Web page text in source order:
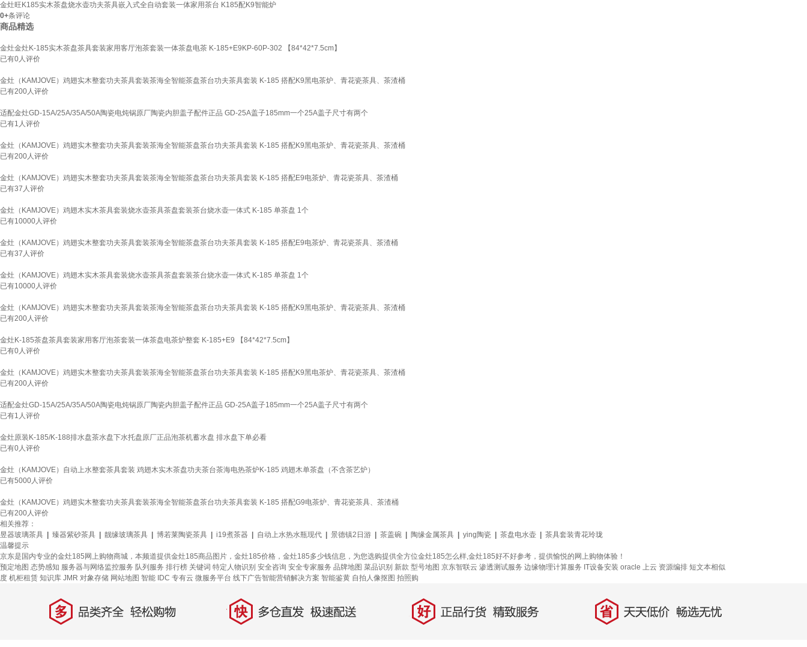
金灶旺K185实木茶盘烧水壶功夫茶具嵌入式全自动套装一体家用茶台 K185配K9智能炉
0+条评论
商品精选
金灶金灶K-185实木茶盘茶具套装家用客厅泡茶套装一体茶盘电茶 K-185+E9KP-60P-302 【84*42*7.5cm】
已有0人评价
金灶（KAMJOVE）鸡翅实木整套功夫茶具套装茶海全智能茶盘茶台功夫茶具套装 K-185 搭配K9黑电茶炉、青花瓷茶具、茶渣桶
已有200人评价
适配金灶GD-15A/25A/35A/50A陶瓷电炖锅原厂陶瓷内胆盖子配件正品 GD-25A盖子185mm一个25A盖子尺寸有两个
已有1 人评价
金灶（KAMJOVE）鸡翅实木整套功夫茶具套装茶海全智能茶盘茶台功夫茶具套装 K-185 搭配K9黑电茶炉、青花瓷茶具、茶渣桶
已有200人评价
金灶（KAMJOVE）鸡翅实木整套功夫茶具套装茶海全智能茶盘茶台功夫茶具套装 K-185 搭配E9电茶炉、青花瓷茶具、茶渣桶
已有37 人评价
金灶（KAMJOVE）鸡翅木实木茶具套装烧水壶茶具茶盘套装茶台烧水壶一体式 K-185 单茶盘 1个
已有10000人评价
金灶（KAMJOVE）鸡翅实木整套功夫茶具套装茶海全智能茶盘茶台功夫茶具套装 K-185 搭配E9电茶炉、青花瓷茶具、茶渣桶
已有37 人评价
金灶（KAMJOVE）鸡翅木实木茶具套装烧水壶茶具茶盘套装茶台烧水壶一体式 K-185 单茶盘 1个
已有10000人评价
金灶（KAMJOVE）鸡翅实木整套功夫茶具套装茶海全智能茶盘茶台功夫茶具套装 K-185 搭配K9黑电茶炉、青花瓷茶具、茶渣桶
已有200人评价
金灶K-185茶盘茶具套装家用客厅泡茶套装一体茶盘电茶炉整套 K-185+E9 【84*42*7.5cm】
已有0人评价
金灶（KAMJOVE）鸡翅实木整套功夫茶具套装茶海全智能茶盘茶台功夫茶具套装 K-185 搭配K9黑电茶炉、青花瓷茶具、茶渣桶
已有200人评价
适配金灶GD-15A/25A/35A/50A陶瓷电炖锅原厂陶瓷内胆盖子配件正品 GD-25A盖子185mm一个25A盖子尺寸有两个
已有1 人评价
金灶原装K-185/K-188排水盘茶水盘下水托盘原厂正品泡茶机蓄水盘 排水盘下单必看
已有0人评价
金灶（KAMJOVE）自动上水整套茶具套装 鸡翅木实木茶盘功夫茶台茶海电热茶炉K-185 鸡翅木单茶盘（不含茶艺炉）
已有5000人评价
金灶（KAMJOVE）鸡翅实木整套功夫茶具套装茶海全智能茶盘茶台功夫茶具套装 K-185 搭配G9电茶炉、青花瓷茶具、茶渣桶
已有200人评价
相关推荐：
昱器玻璃茶具
臻器紫砂茶具 靓缘玻璃茶具 博若莱陶瓷茶具 i19煮茶器 自动上水热水瓶现代 景德镇2日游 茶盖碗 陶缘金属茶具 ying陶瓷 茶盘电水壶
茶具套装青花玲珑
温馨提示
京东是国内专业的金灶185网上购物商城，本频道提供金灶185商品图片，金灶185价格，金灶185多少钱信息，为您选购提供全方位金灶185怎么样,金灶185好不好参考，提供愉悦的网上购物体验！
预定地图 态势感知 服务器与网络监控服务 队列服务 排行榜 关键词 特定人物识别 安全咨询 安全专家服务 品牌地图 菜品识别 新款 型号地图 京东智联云 渗透测试服务 边缘物理计算服务 IT设备安装 oracle 上云 资源编排 短文本相似
度 机柜租赁 知识库 JMR 对象存储 网站地图 智能 IDC 专有云 微服务平台 线下广告智能营销解决方案 智能鉴黄 自拍人像抠图 拍照购
多 品类齐全，轻松购物 快 多仓直发，极速配送 好 正品行货，精致服务 省 天天低价，畅选无忧